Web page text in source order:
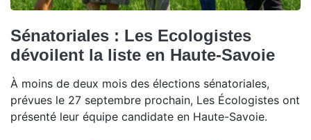
Sénatoriales : Les Ecologistes
dévoilent la liste en Haute-Savoie
À moins de deux mois des élections sénatoriales,
prévues le 27 septembre prochain, Les Écologistes ont
présenté leur équipe candidate en Haute-Savoie.